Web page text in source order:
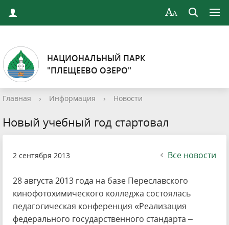
НАЦИОНАЛЬНЫЙ ПАРК
"ПЛЕЩЕЕВО ОЗЕРО"
Главная › Информация › Новости
Новый учебный год стартовал
2 сентября 2013 Все новости
28 августа 2013 года на базе Переславского
кинофотохимического колледжа состоялась
педагогическая конференция «Реализация
федерального государственного стандарта –